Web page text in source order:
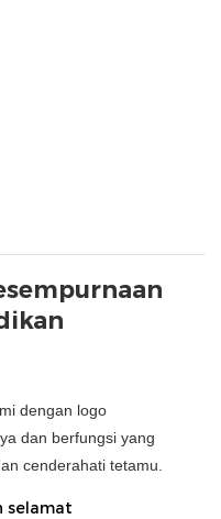
dengan logo
dan berfungsi yang
cenderahati tetamu.
selamat